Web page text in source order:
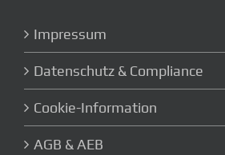
Impressum
Datenschutz & Compliance
Cookie-Information
AGB & AEB